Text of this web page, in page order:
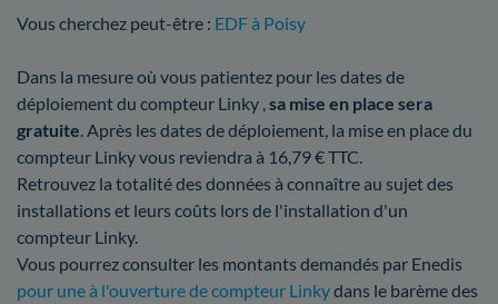
Vous cherchez peut-être : EDF à Poisy
Dans la mesure où vous patientez pour les dates de
déploiement du compteur Linky ,sa mise en place sera
gratuite. Après les dates de déploiement, la mise en place du
compteur Linky vous reviendra à 16,79 € TTC.
Retrouvez la totalité des données à connaître au sujet des
installations et leurs coûts lors de l'installation d'un
compteur Linky.
Vous pourrez consulter les montants demandés par Enedis
pour une à l'ouverture de compteur Linkydans le barème des